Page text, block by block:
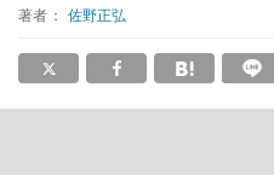
著者： 佐野正弘